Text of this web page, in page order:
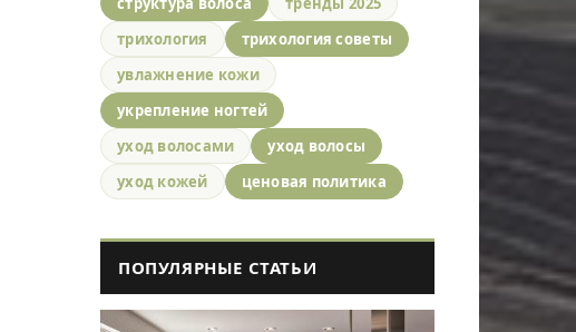
трихология
трихология советы
увлажнение кожи
укрепление ногтей
уход волосами
уход волосы
уход кожей
ценовая политика
ПОПУЛЯРНЫЕ СТАТЬИ